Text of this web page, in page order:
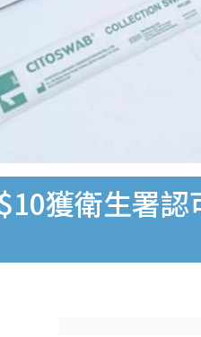
獲衛生署